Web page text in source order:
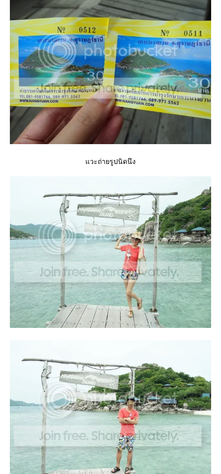
วะถ่ายรูปนิดนึง